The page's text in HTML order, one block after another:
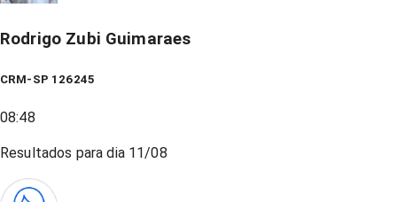
Rodrigo Zubi Guimaraes
CRM-SP 126245
08:48
Resultados para dia 11/08